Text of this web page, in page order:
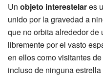
Un objeto interestelares
unido por la gravedad a
que no orbita alrededor de
libremente por el vasto
en ellos como visitantes
incluso de ninguna estrella